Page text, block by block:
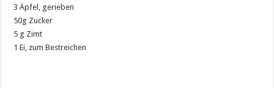
3 Äpfel, gerieben
50g Zucker
5 g Zimt
1 Ei, zum Bestreichen